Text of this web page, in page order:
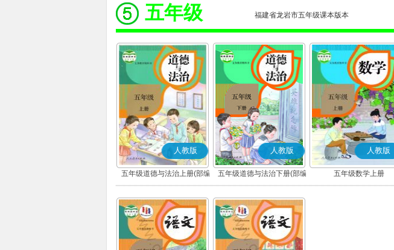
五年级 福建省龙岩市五年级课本版本
人教版
五年级道德与法治上册(部编
版)
人教版
五年级道德与法治下册(部编
版)
人教版
五年级数学上册